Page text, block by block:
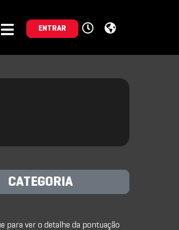
ENTRAR
CATEGORIA
para ver o detalhe da pontuação